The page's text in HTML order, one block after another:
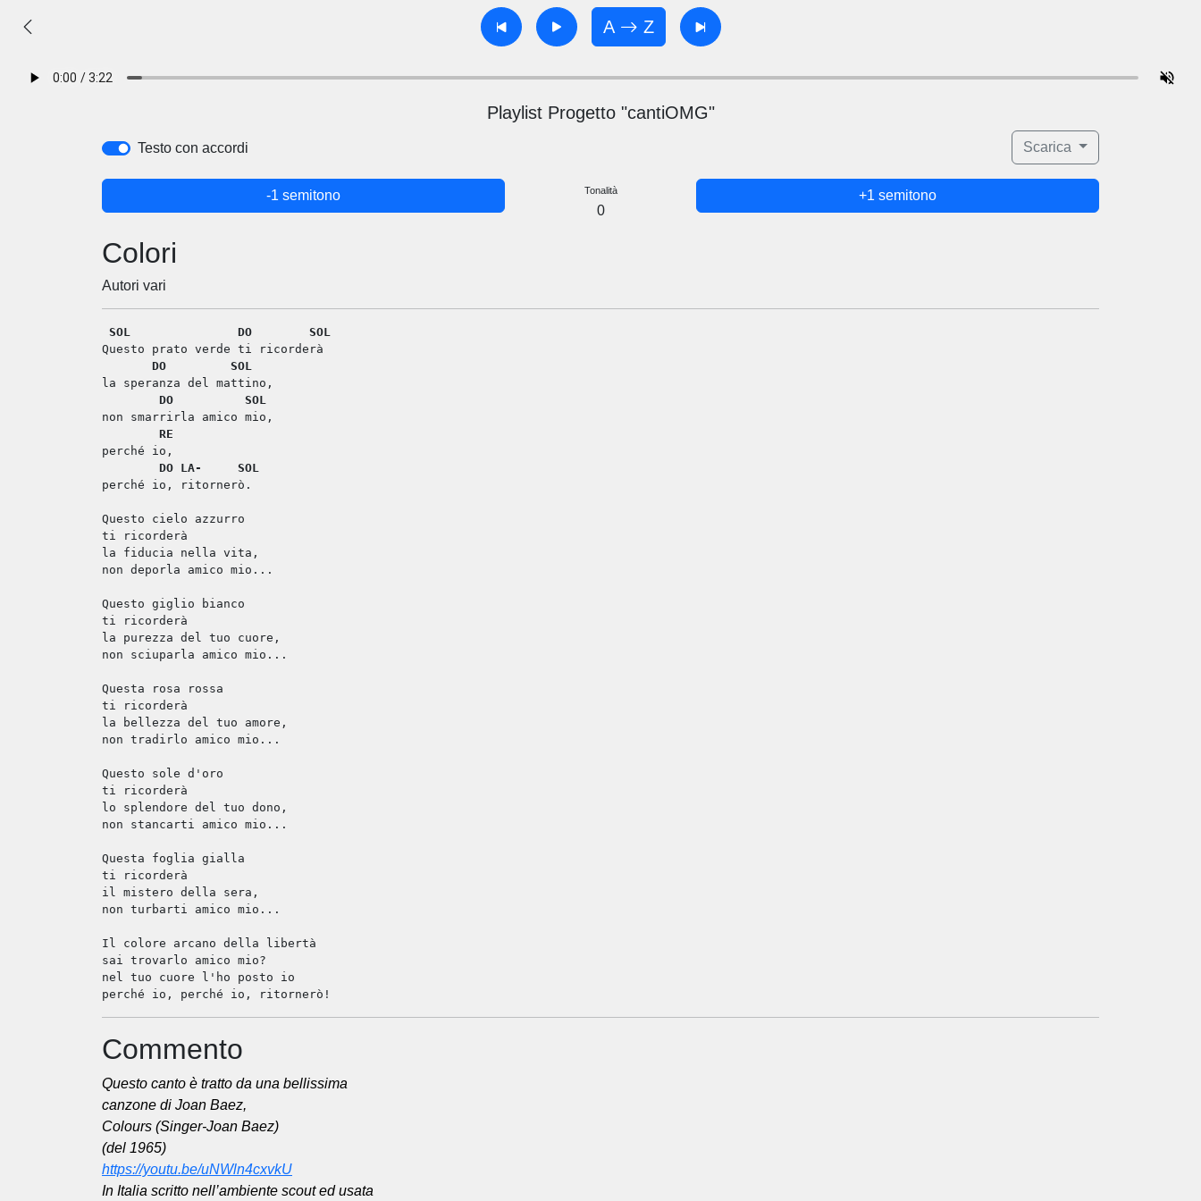
A Z
Playlist Progetto "cantiOMG"
Testo con accordi Scarica
-1 semitono Tonalità
0
+1 semitono
Colori
Autori vari
SOL DO
SOL
Questo prato verde ti ricorderà
DO
SOL
la speranza del mattino,
DO
SOL
non smarrirla amico mio,
RE
perché io,
DO LA-
SOL
perché io, ritornerò.
Questo cielo azzurro
ti ricorderà
la fiducia nella vita,
non deporla amico mio...
Questo giglio bianco
ti ricorderà
la purezza del tuo cuore,
non sciuparla amico mio...
Questa rosa rossa
ti ricorderà
la bellezza del tuo amore,
non tradirlo amico mio...
Questo sole d'oro
ti ricorderà
lo splendore del tuo dono,
non stancarti amico mio...
Questa foglia gialla
ti ricorderà
il mistero della sera,
non turbarti amico mio...
Il colore arcano della libertà
sai trovarlo amico mio?
nel tuo cuore l'ho posto io
perché io, perché io, ritornerò!
Commento
Questo canto è tratto da una bellissima
canzone di Joan Baez,
Colours (Singer-Joan Baez)
(del 1965)
https://youtu.be/uNWln4cxvkU
In Italia scritto nell’ambiente scout ed usata